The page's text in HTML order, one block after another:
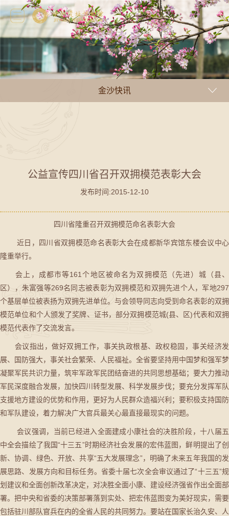
金沙快讯
公益宣传四川省召开双拥模范表彰大会
发布时间:2015-12-10
四川省隆重召开双拥模范命名表彰大会
近日，四川省双拥模范命名表彰大会在成都新华宾馆东楼会议中心
隆重举行。
会上，成都市等161个地区被命名为双拥模范（先进）城（县、
区），朱富强等269名同志被表彰为双拥模范和双拥先进个人，军地297
个基层单位被表扬为双拥先进单位。与会领导同志向受到命名表彰的双拥
模范单位和个人颁发了奖牌、证书，部分双拥模范城(县、区)代表和双拥
模范代表作了交流发言。
会议指出，做好双拥工作，事关执政根基、政权稳固，事关经济发
展、国防强大，事关社会繁荣、人民福祉。全省要坚持用中国梦和强军梦
凝聚军民共识力量，筑牢军政军民团结奋进的共同思想基础；要大力推动
军民深度融合发展，加快四川转型发展、科学发展步伐；要充分发挥军队
支援地方建设的优势和作用，更好为人民群众造福兴利；要积极支持国防
和军队建设，着力解决广大官兵最关心最直接最现实的问题。
会议强调，当前已经进入全面建成小康社会的决胜阶段，十八届五
中全会描绘了我国“十三五”时期经济社会发展的宏伟蓝图，鲜明提出了创
新、协调、绿色、开放、共享“五大发展理念”，明确了未来五年我国的发
展思路、发展方向和目标任务。省委十届七次全会审议通过了“十三五”规
划建议和全面创新改革决定，对决胜全面小康、建设经济强省作出全面部
署。把中央和省委的决策部署落到实处、把宏伟蓝图变为美好现实，需要
包括驻川部队官兵在内的全省人民的共同努力。要站在国家长治久安、人